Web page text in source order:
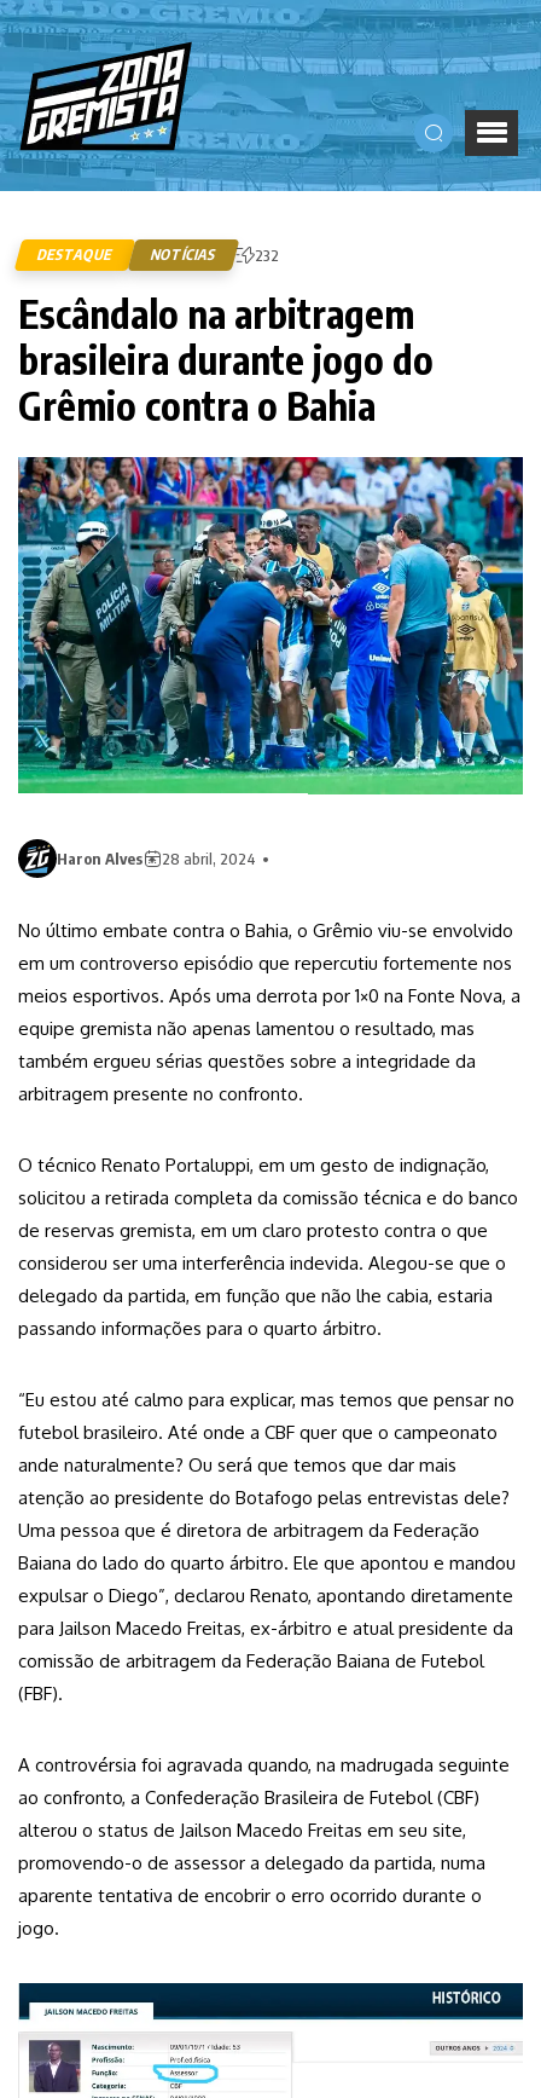
DESTAQUE NOTÍCIAS 232
Escândalo na arbitragem
brasileira durante jogo do
Grêmio contra o Bahia
Haron Alves 28 abril, 2024
No último embate contra o Bahia, o Grêmio viu-se envolvido
em um controverso episódio que repercutiu fortemente nos
meios esportivos. Após uma derrota por 1×0 na Fonte Nova, a
equipe gremista não apenas lamentou o resultado, mas
também ergueu sérias questões sobre a integridade da
arbitragem presente no confronto.
O técnico Renato Portaluppi, em um gesto de indignação,
solicitou a retirada completa da comissão técnica e do banco
de reservas gremista, em um claro protesto contra o que
considerou ser uma interferência indevida. Alegou-se que o
delegado da partida, em função que não lhe cabia, estaria
passando informações para o quarto árbitro.
“Eu estou até calmo para explicar, mas temos que pensar no
futebol brasileiro. Até onde a CBF quer que o campeonato
ande naturalmente? Ou será que temos que dar mais
atenção ao presidente do Botafogo pelas entrevistas dele?
Uma pessoa que é diretora de arbitragem da Federação
Baiana do lado do quarto árbitro. Ele que apontou e mandou
expulsar o Diego”, declarou Renato, apontando diretamente
para Jailson Macedo Freitas, ex-árbitro e atual presidente da
comissão de arbitragem da Federação Baiana de Futebol
(FBF).
A controvérsia foi agravada quando, na madrugada seguinte
ao confronto, a Confederação Brasileira de Futebol (CBF)
alterou o status de Jailson Macedo Freitas em seu site,
promovendo-o de assessor a delegado da partida, numa
aparente tentativa de encobrir o erro ocorrido durante o
jogo.